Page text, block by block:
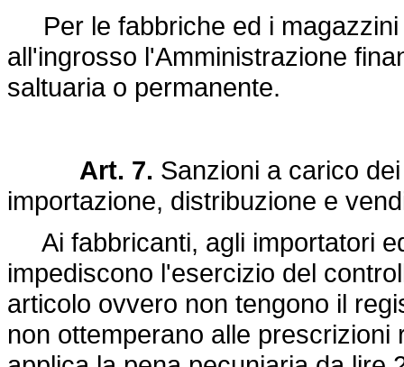
Per le fabbriche ed i magazzini
all'ingrosso l'Amministrazione
saltuaria o permanente.
Art. 7. Sanzioni a carico
importazione, distribuzione e
Ai fabbricanti, agli importatori
impediscono l'esercizio del
articolo ovvero non tengono il
non ottemperano alle